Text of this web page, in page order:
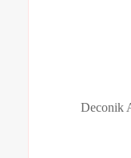
Deconik